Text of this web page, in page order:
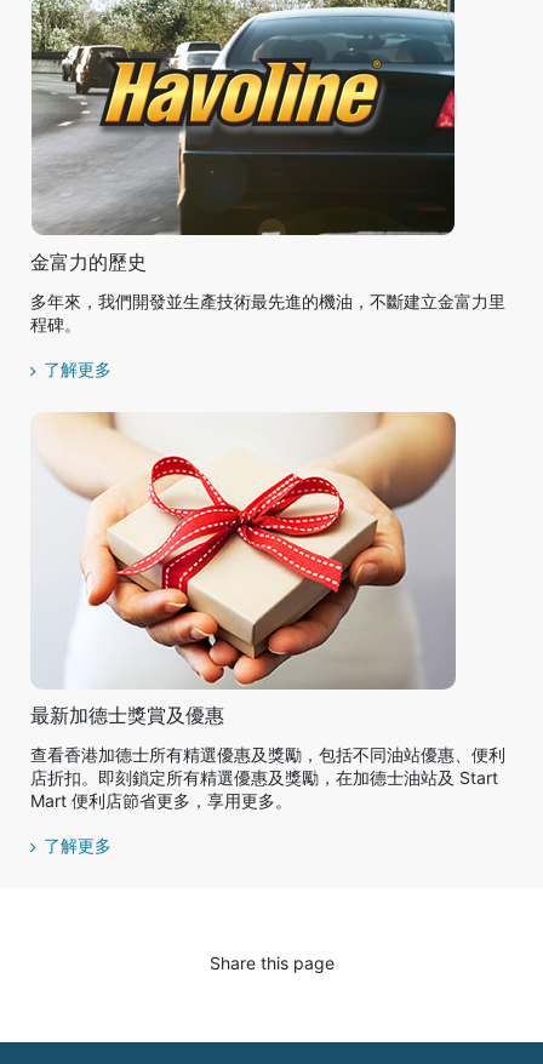
金富力的歷史
多年來，我們開發並生產技術最先進的機油，不斷建立金富力里
程碑。
了解更多
最新加德士獎賞及優惠
查看香港加德士所有精選優惠及獎勵，包括不同油站優惠、便利
店折扣。即刻鎖定所有精選優惠及獎勵，在加德士油站及 Start
Mart 便利店節省更多，享用更多。
了解更多
Share this page